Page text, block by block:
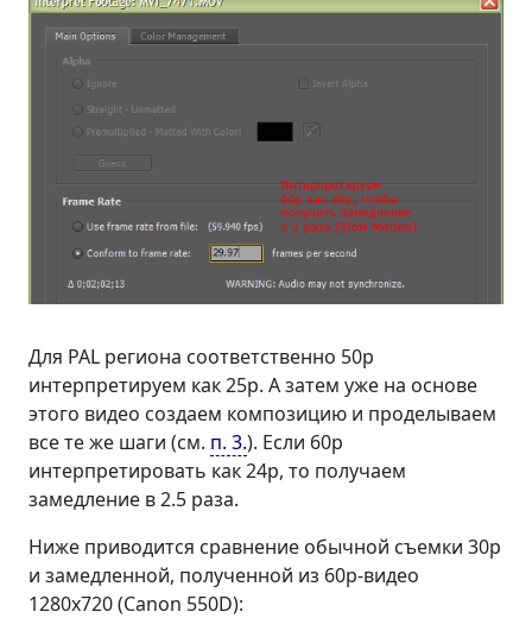
Для PAL региона соответственно 50p
интерпретируем как 25p. А затем уже на основе
этого видео создаем композицию и проделываем
все те же шаги (см. п. 3.). Если 60p
интерпретировать как 24p, то получаем
замедление в 2.5 раза.
Ниже приводится сравнение обычной съемки 30p
и замедленной, полученной из 60p-видео
1280x720 (Canon 550D):